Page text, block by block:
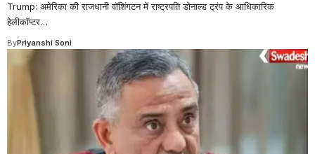
Trump: अमेरिका की राजधानी वॉशिंगटन में राष्ट्रपति डोनाल्ड ट्रंप के आधिकारिक
हेलीकॉप्टर…
ByPriyanshi Soni